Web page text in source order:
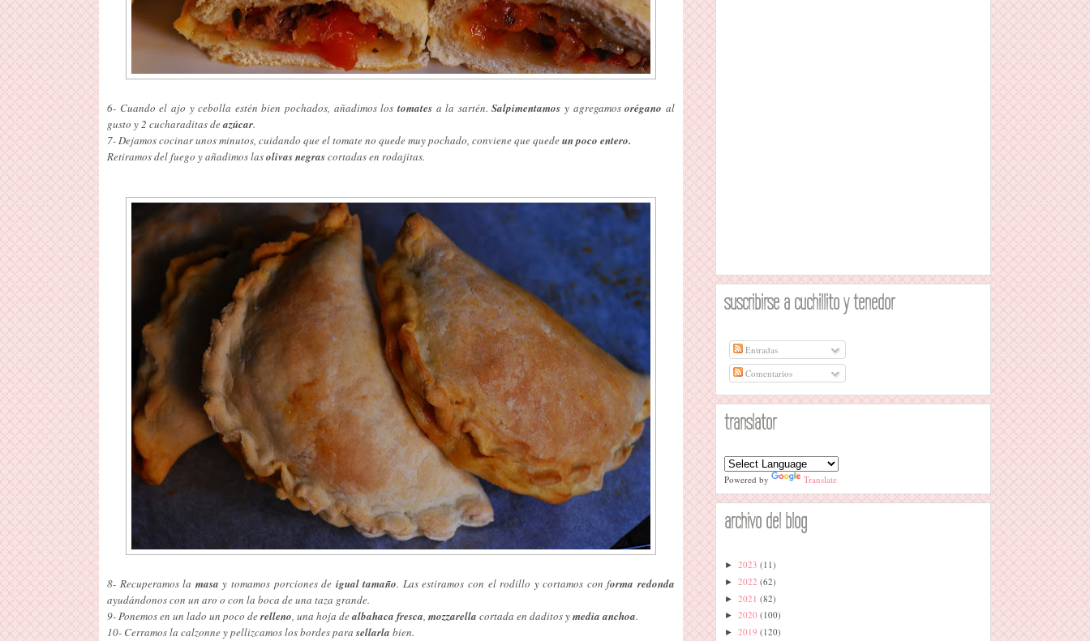
6- Cuando el ajo y cebolla estén bien pochados, añadimos los tomatesa la sartén.Salpimentamos y agregamosorégano al
gusto y 2 cucharaditas deazúcar.
7- Dejamos cocinar unos minutos, cuidando que el tomate no quede muy pochado, conviene que quedeun poco entero.
Retiramos del fuego y añadimos lasolivas negrascortadas en rodajitas.
8- Recuperamos la masa y tomamos porciones de igual tamaño. Las estiramos con el rodillo y cortamos con forma redonda
ayudándonos con un aro o con la boca de una taza grande.
9- Ponemos en un lado un poco derelleno, una hoja dealbahaca fresca, mozzarella cortada en daditos ymedia anchoa.
10- Cerramos la calzonne y pellizcamos los bordes parasellarla bien.
suscribirse a cuchillito y tenedor
Entradas
Comentarios
translator
Powered by Translate
archivo del blog
► 2023 (11)
► 2022 (62)
► 2021 (82)
► 2020 (100)
► 2019 (120)